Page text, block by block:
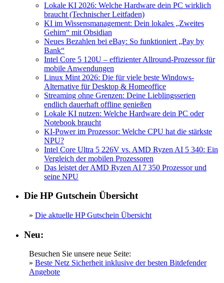
Lokale KI 2026: Welche Hardware dein PC wirklich
braucht (Technischer Leitfaden)
KI im Wissensmanagement: Dein lokales „Zweites
Gehirn“ mit Obsidian
Neues Bezahlen bei eBay: So funktioniert „Pay by
Bank“
Intel Core 5 120U – effizienter Allround-Prozessor für
mobile Anwendungen
Linux Mint 2026: Die für viele beste Windows-
Alternative für Desktop & Homeoffice
Streaming ohne Grenzen: Deine Lieblingsserien
endlich dauerhaft offline genießen
Lokale KI nutzen: Welche Hardware dein PC oder
Notebook braucht
KI-Power im Prozessor: Welche CPU hat die stärkste
NPU?
Intel Core Ultra 5 226V vs. AMD Ryzen AI 5 340: Ein
Vergleich der mobilen Prozessoren
Das leistet der AMD Ryzen AI 7 350 Prozessor und
seine NPU
Die HP Gutschein Übersicht
» Die aktuelle HP Gutschein Übersicht
Neu:
Besuchen Sie unsere neue Seite:
» Beste Netz Sicherheit inklusive der besten Bitdefender
Angebote